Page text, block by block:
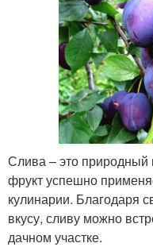
Слива – это природный
фрукт успешно
кулинарии. Благодаря
вкусу, сливу можно
дачном участке.